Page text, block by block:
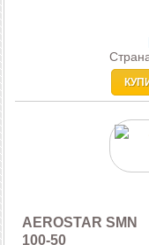
AEROSTAR SMN
100-50